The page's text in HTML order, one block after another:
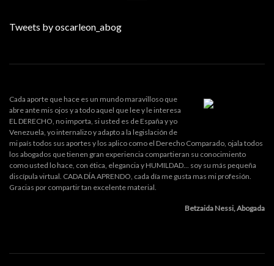
Tweets by oscarleon_abog
Cada aporte que hace es un mundo maravilloso que
abre ante mis ojos y a todo aquel que lee y le interesa
EL DERECHO, no importa, si usted es de España y yo
Venezuela, yo internalizo y adapto a la legislación de
mi país todos sus aportes y los aplico como el Derecho Comparado, ojala todos
los abogados que tienen gran experiencia compartieran su conocimiento
como usted lo hace, con ética, elegancia y HUMILDAD... soy su más pequeña
discípula virtual. CADA DÍA APRENDO, cada día me gusta mas mi profesión.
Gracias por compartir tan excelente material.
Betzaida Nessi, Abogada